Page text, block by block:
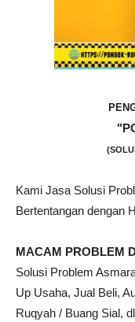
Kami Jasa Solusi
Bertentangan dengan
MACAM PROBLEM
Solusi Problem
Up Usaha, Jual Beli,
Ruqyah / Buang Sial,